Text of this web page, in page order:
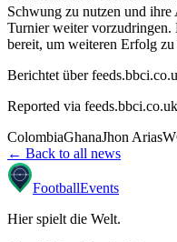
Schwung zu nutzen und
Turnier weiter vorzudringen.
bereit, um weiteren Erfolg zu
Berichtet über
Reported via feeds.bbci.co.uk
ColombiaGhanaJhon Arias
← Back to all news
FootballEvents
Hier spielt die Welt.